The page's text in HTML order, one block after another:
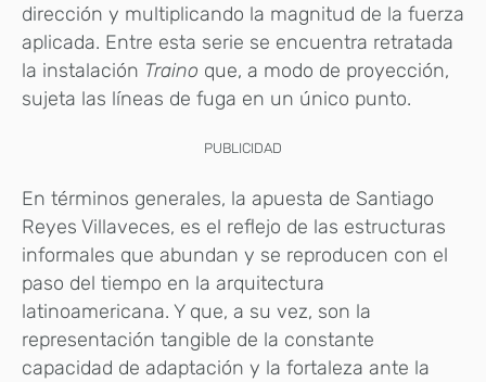
dirección y multiplicando la magnitud de la fuerza
aplicada. Entre esta serie se encuentra retratada
la instalación Traino que, a modo de proyección,
sujeta las líneas de fuga en un único punto.
PUBLICIDAD
En términos generales, la apuesta de Santiago
Reyes Villaveces, es el reflejo de las estructuras
informales que abundan y se reproducen con el
paso del tiempo en la arquitectura
latinoamericana. Y que, a su vez, son la
representación tangible de la constante
capacidad de adaptación y la fortaleza ante la